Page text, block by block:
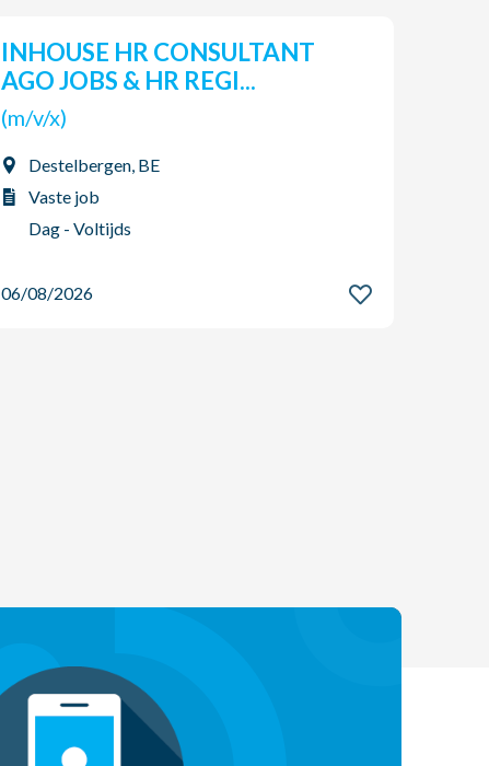
INHOUSE HR CONSULTANT
AGO JOBS & HR REGI...
(m/v/x)
Destelbergen, BE
Vaste job
Dag - Voltijds
06/08/2026